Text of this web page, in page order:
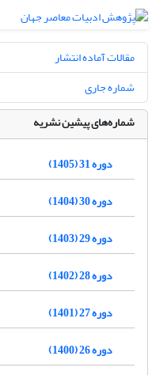
مقالات آماده انتشار
شماره جاری
شماره‌های پیشین نشریه
دوره 31 (1405)
دوره 30 (1404)
دوره 29 (1403)
دوره 28 (1402)
دوره 27 (1401)
دوره 26 (1400)